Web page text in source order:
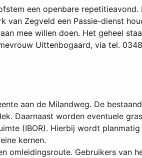
een openbare
Zegveld een Passie-dienst
mee willen doen. Het geheel
Uittenbogaard, via tel.
aan de Milandweg. De
Daarnaast worden eventuele
(IBOR). Hierbij wordt
kernen.
omleidingsroute. Gebruikers van